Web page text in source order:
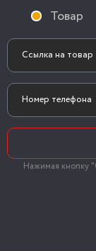
Товар
Нажимая кнопку